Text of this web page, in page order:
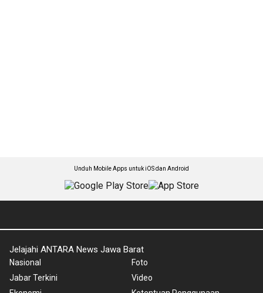
Unduh Mobile Apps untuk iOS dan Android
Jelajahi ANTARA News Jawa Barat
Nasional
Jabar Terkini
Foto
Video